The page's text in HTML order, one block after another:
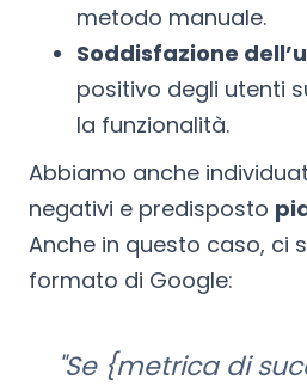
metodo manuale.
Soddisfazione
positivo degli utenti
la funzionalità.
Abbiamo anche
negativi e predisposto
Anche in questo caso, ci
formato di Google:
"Se {metrica di